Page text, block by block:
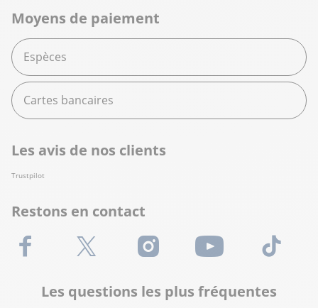
Moyens de paiement
Espèces
Cartes bancaires
Les avis de nos clients
Trustpilot
Restons en contact
Facebook X (Twitter) Instagram Youtube TikTok
Les questions les plus fréquentes